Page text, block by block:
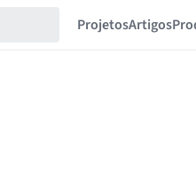
ProjetosArtigos